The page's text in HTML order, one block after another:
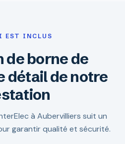
EST INCLUS
de borne de
détail de notre
à Aubervilliers suit un
garantir qualité et sécurité.